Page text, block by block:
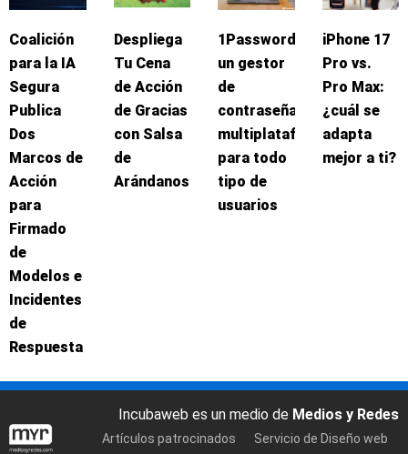
Coalición
para la IA
Segura
Publica
Dos
Marcos de
Acción
para
Firmado
de
Modelos e
Incidentes
de
Respuesta
Despliega
Tu Cena
de Acción
de Gracias
con Salsa
de
Arándanos
1Password:
un gestor
de
contraseñas
multiplataforma
para todo
tipo de
usuarios
iPhone 17
Pro vs.
Pro Max:
¿cuál se
adapta
mejor a ti?
Incubaweb es un medio de Medios y Redes
Artículos patrocinados
Servicio de Diseño web